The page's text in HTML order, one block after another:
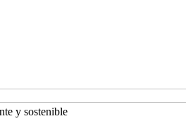
y sostenible